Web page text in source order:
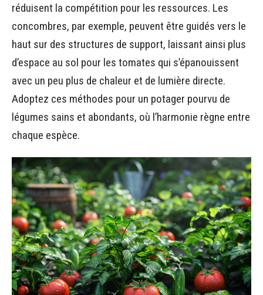
réduisent la compétition pour les ressources. Les
concombres, par exemple, peuvent être guidés vers le
haut sur des structures de support, laissant ainsi plus
d’espace au sol pour les tomates qui s’épanouissent
avec un peu plus de chaleur et de lumière directe.
Adoptez ces méthodes pour un potager pourvu de
légumes sains et abondants, où l’harmonie règne entre
chaque espèce.